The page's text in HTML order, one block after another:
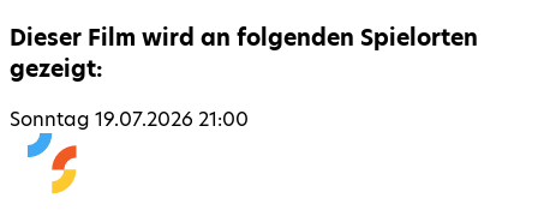
Dieser Film wird an folgenden Spielorten
gezeigt:
Sonntag 19.07.2026 21:00